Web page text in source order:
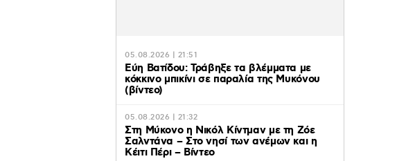
05.08.2026 | 21:51
Εύη Βατίδου: Τράβηξε τα βλέμματα με
κόκκινο μπικίνι σε παραλία της Μυκόνου
(βίντεο)
05.08.2026 | 21:32
Στη Μύκονο η Νικόλ Κίντμαν με τη Ζόε
Σαλντάνα – Στο νησί των ανέμων και η
Κέιτι Πέρι – Βίντεο